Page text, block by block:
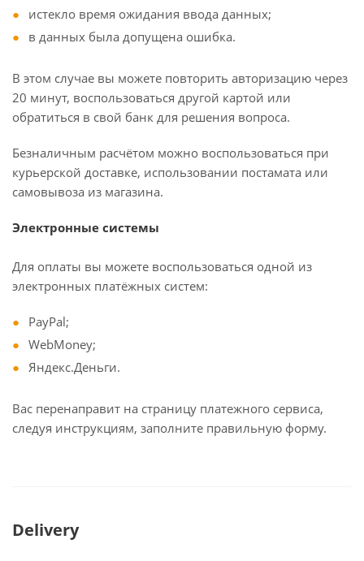
истекло время ожидания ввода данных;
в данных была допущена ошибка.
В этом случае вы можете повторить авторизацию через
20 минут, воспользоваться другой картой или
обратиться в свой банк для решения вопроса.
Безналичным расчётом можно воспользоваться при
курьерской доставке, использовании постамата или
самовывоза из магазина.
Электронные системы
Для оплаты вы можете воспользоваться одной из
электронных платёжных систем:
PayPal;
WebMoney;
Яндекс.Деньги.
Вас перенаправит на страницу платежного сервиса,
следуя инструкциям, заполните правильную форму.
Delivery